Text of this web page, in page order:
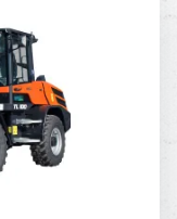
TARIF JOURNALIER
TARIF SEMAINE
TARIF MENSUEL